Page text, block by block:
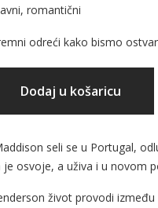
romantični
odreći kako bismo
Dodaj u košaricu
seli se u Portugal,
je osvoje, a uživa i u novom
život provodi